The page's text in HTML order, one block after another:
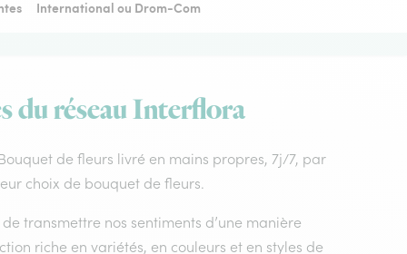
International ou Drom-Com
du réseau Interflora
de fleurs livré en mains propres, 7j/7, par
choix de bouquet de fleurs.
transmettre nos sentiments d’une manière
riche en variétés, en couleurs et en styles de